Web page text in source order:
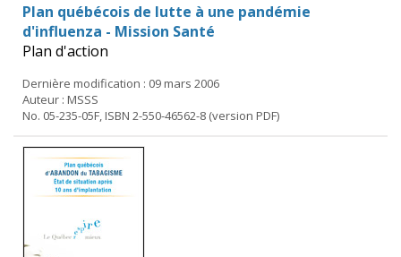
Plan québécois de lutte à une pandémie
d'influenza - Mission Santé
Plan d'action
Dernière modification : 09 mars 2006
Auteur : MSSS
No. 05-235-05F, ISBN 2-550-46562-8 (version PDF)